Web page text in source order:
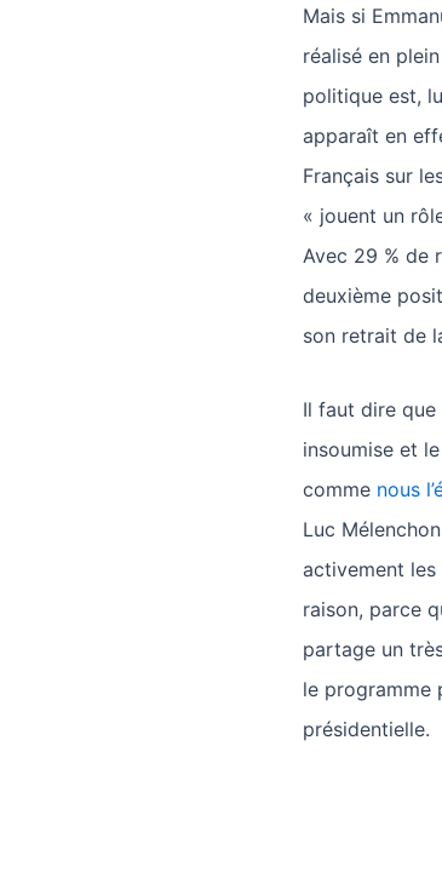
Mais si
réalisé en
politique est,
apparaît en
Français sur
« jouent un
Avec 29 % de
deuxième
son retrait de
Il faut dire que
insoumise et
comme nous
Luc
activement les
raison, parce
partage un
le programme
présidentielle.